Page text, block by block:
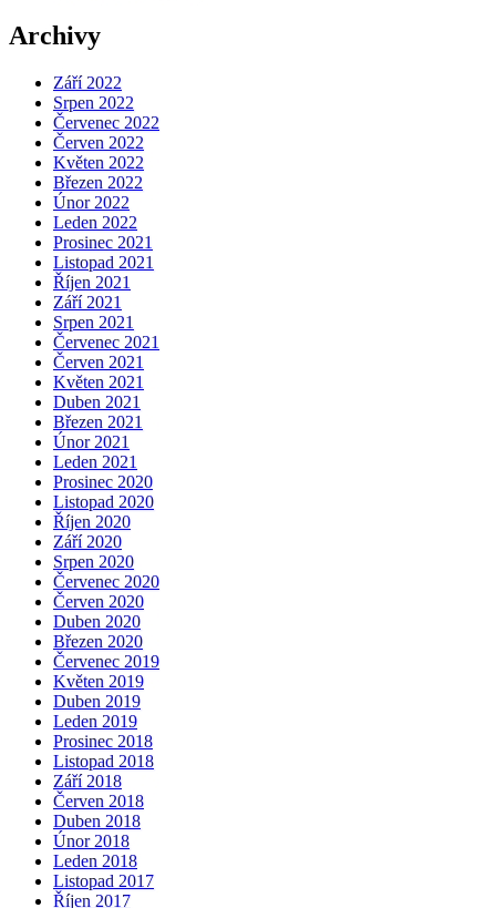
Archivy
Září 2022
Srpen 2022
Červenec 2022
Červen 2022
Květen 2022
Březen 2022
Únor 2022
Leden 2022
Prosinec 2021
Listopad 2021
Říjen 2021
Září 2021
Srpen 2021
Červenec 2021
Červen 2021
Květen 2021
Duben 2021
Březen 2021
Únor 2021
Leden 2021
Prosinec 2020
Listopad 2020
Říjen 2020
Září 2020
Srpen 2020
Červenec 2020
Červen 2020
Duben 2020
Březen 2020
Červenec 2019
Květen 2019
Duben 2019
Leden 2019
Prosinec 2018
Listopad 2018
Září 2018
Červen 2018
Duben 2018
Únor 2018
Leden 2018
Listopad 2017
Říjen 2017